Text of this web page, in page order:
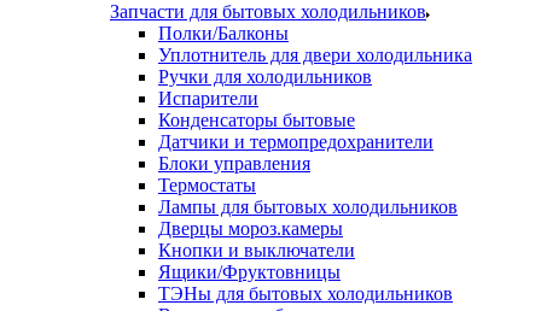
Запчасти для бытовых холодильников
Полки/Балконы
Уплотнитель для двери холодильника
Ручки для холодильников
Испарители
Конденсаторы бытовые
Датчики и термопредохранители
Блоки управления
Термостаты
Лампы для бытовых холодильников
Дверцы мороз.камеры
Кнопки и выключатели
Ящики/Фруктовницы
ТЭНы для бытовых холодильников